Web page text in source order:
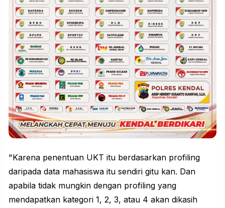
"Karena penentuan UKT itu berdasarkan profiling
daripada data mahasiswa itu sendiri gitu kan. Dan
apabila tidak mungkin dengan profiling yang
mendapatkan kategori 1, 2, 3, atau 4 akan dikasih